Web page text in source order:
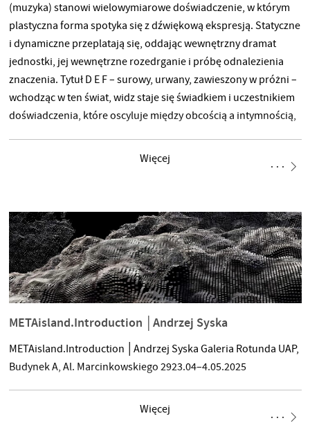
(muzyka) stanowi wielowymiarowe doświadczenie, w którym
plastyczna forma spotyka się z dźwiękową ekspresją. Statyczne
i dynamiczne przeplatają się, oddając wewnętrzny dramat
jednostki, jej wewnętrzne rozedrganie i próbę odnalezienia
znaczenia. Tytuł D E F – surowy, urwany, zawieszony w próżni –
wchodząc w ten świat, widz staje się świadkiem i uczestnikiem
doświadczenia, które oscyluje między obcością a intymnością,
Więcej
METAisland.Introduction │Andrzej Syska
METAisland.Introduction │Andrzej Syska Galeria Rotunda UAP,
Budynek A, Al. Marcinkowskiego 2923.04–4.05.2025
Więcej